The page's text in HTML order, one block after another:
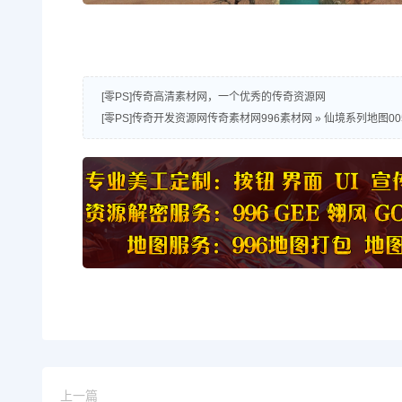
[零PS]传奇高清素材网，一个优秀的传奇资源网
[零PS]传奇开发资源网传奇素材网996素材网 » 仙境系列地图
上一篇